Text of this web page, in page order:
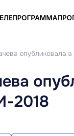
опубликовала
2018